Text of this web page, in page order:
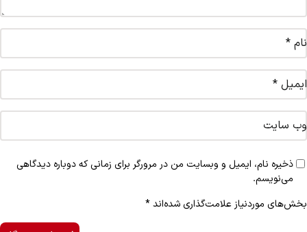
بخش‌های موردنیاز علامت‌گذاری شده‌اند*
نام *
ایمیل *
وب‌ سایت
ذخیره نام، ایمیل و وبسایت من در مرورگر برای زمانی که دوباره دیدگاهی
می‌نویسم.